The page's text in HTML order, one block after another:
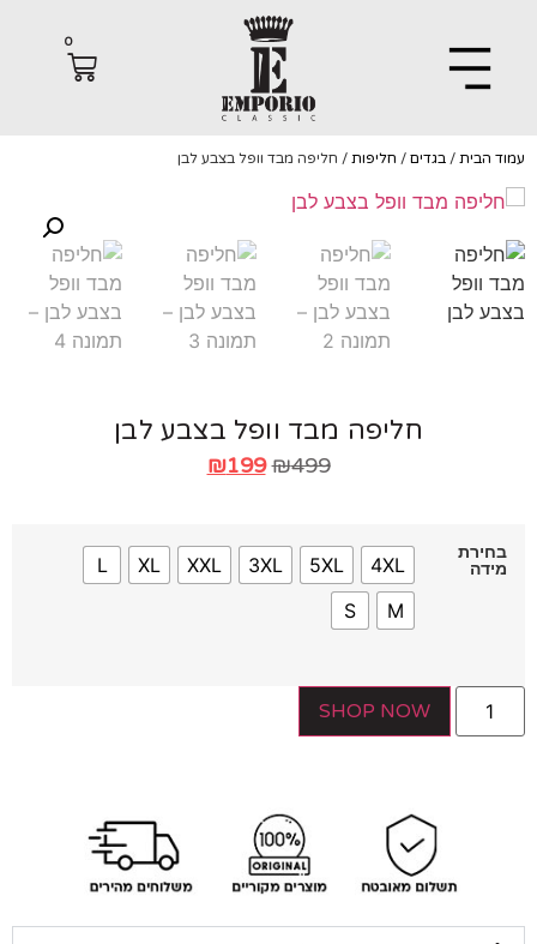
הבית/בגדים/חליפות/ חליפה מבד וופל בצבע לבן
חליפה מבד וופל בצבע לבן
₪
₪199
5XL
3XL
XXL
XL
L
S
SHOP NOW